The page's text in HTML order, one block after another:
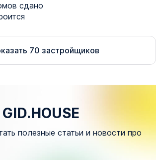
сдано
70 застройщиков
полезные статьи и новости про